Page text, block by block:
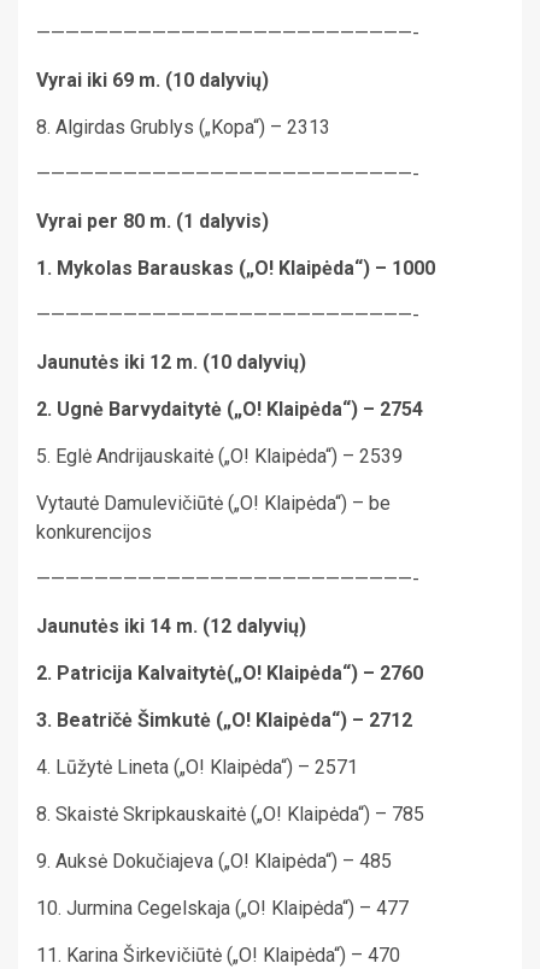
——————————————————————————-
Vyrai iki 69 m. (10 dalyvių)
8. Algirdas Grublys („Kopa“) – 2313
——————————————————————————-
Vyrai per 80 m. (1 dalyvis)
1. Mykolas Barauskas („O! Klaipėda“) – 1000
——————————————————————————-
Jaunutės iki 12 m. (10 dalyvių)
2. Ugnė Barvydaitytė („O! Klaipėda“) – 2754
5. Eglė Andrijauskaitė („O! Klaipėda“) – 2539
Vytautė Damulevičiūtė („O! Klaipėda“) – be
konkurencijos
——————————————————————————-
Jaunutės iki 14 m. (12 dalyvių)
2. Patricija Kalvaitytė(„O! Klaipėda“) – 2760
3. Beatričė Šimkutė („O! Klaipėda“) – 2712
4. Lūžytė Lineta („O! Klaipėda“) – 2571
8. Skaistė Skripkauskaitė („O! Klaipėda“) – 785
9. Auksė Dokučiajeva („O! Klaipėda“) – 485
10. Jurmina Cegelskaja („O! Klaipėda“) – 477
11. Karina Širkevičiūtė („O! Klaipėda“) – 470